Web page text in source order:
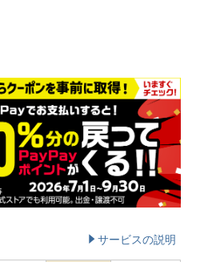
サービスの説明